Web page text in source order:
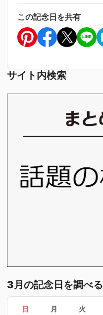
この記念日を共有
サイト内検索
3月の記念日を調べる
日 月 火